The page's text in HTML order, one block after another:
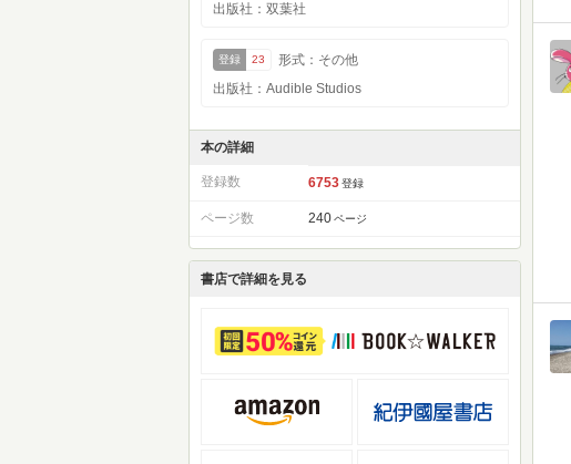
出版社：双葉社
登録 23
形式：その他
出版社：Audible Studios
本の詳細
登録数 6753 登録
ページ数 240 ページ
書店で詳細を見る